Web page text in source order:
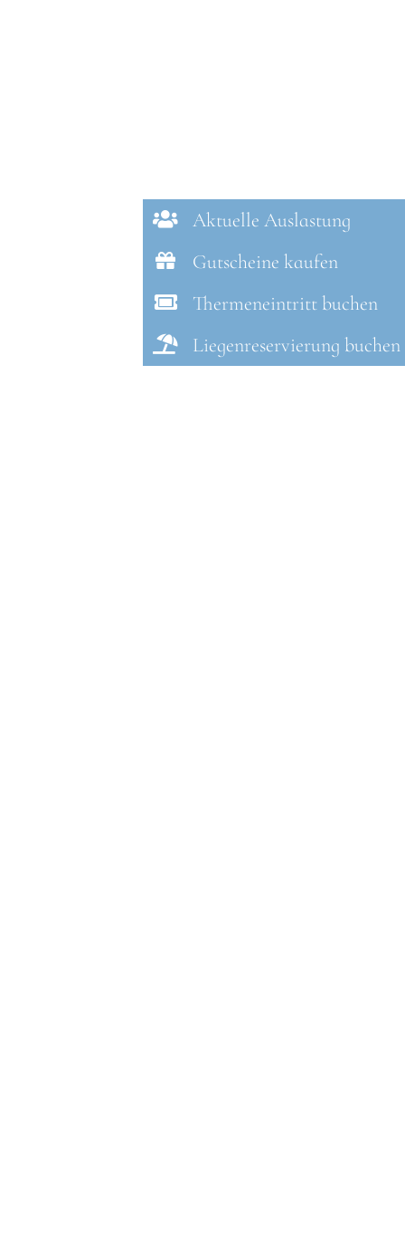
Aktuelle Auslastung
Gutscheine kaufen
Thermeneintritt buchen
Liegenreservierung buchen